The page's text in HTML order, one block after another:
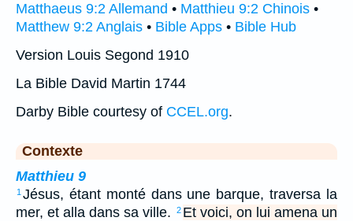
Matthaeus 9:2 Allemand • Matthieu 9:2 Chinois •
Matthew 9:2 Anglais • Bible Apps • Bible Hub
Version Louis Segond 1910
La Bible David Martin 1744
Darby Bible courtesy of CCEL.org.
Contexte
Matthieu 9
1 Jésus, étant monté dans une barque, traversa la
mer, et alla dans sa ville.
2 Et voici, on lui amena un